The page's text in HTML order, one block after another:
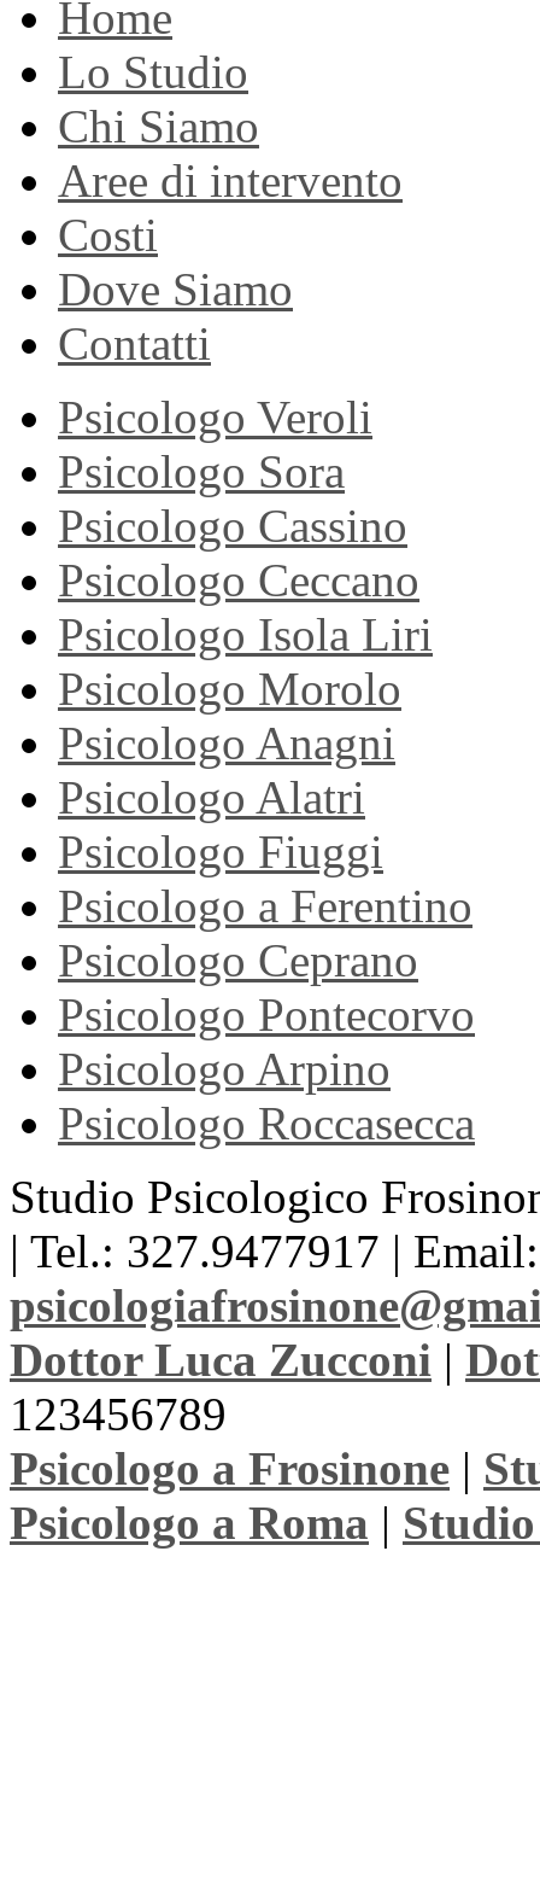
Home
Lo Studio
Chi Siamo
Aree di intervento
Costi
Dove Siamo
Contatti
Psicologo Veroli
Psicologo Sora
Psicologo Cassino
Psicologo Ceccano
Psicologo Isola Liri
Psicologo Morolo
Psicologo Anagni
Psicologo Alatri
Psicologo Fiuggi
Psicologo a Ferentino
Psicologo Ceprano
Psicologo Pontecorvo
Psicologo Arpino
Psicologo Roccasecca
Studio Psicologico
| Tel.: 327.9477917 | Email:
Dottor Luca Zucconi |
123456789
Psicologo a Frosinone |
Psicologo a Roma |